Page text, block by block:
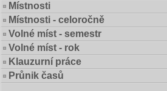
Místnosti
Místnosti - celoročně
Volné míst - semestr
Volné míst - rok
Klauzurní práce
Průnik časů